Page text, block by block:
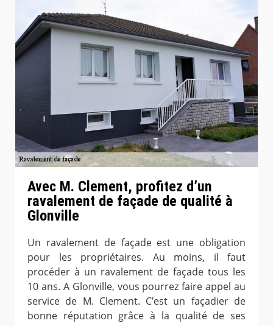
Avec M. Clement, profitez d’un
ravalement de façade de qualité à
Glonville
Un ravalement de façade est une obligation
pour les propriétaires. Au moins, il faut
procéder à un ravalement de façade tous les
10 ans. A Glonville, vous pourrez faire appel au
service de M. Clement. C’est un façadier de
bonne réputation grâce à la qualité de ses